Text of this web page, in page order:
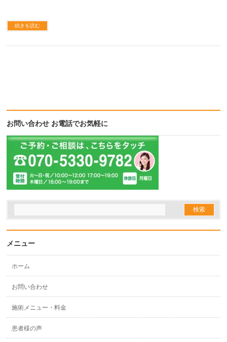
続きを読む
お問い合わせ お電話でお気軽に
メニュー
ホーム
お問い合わせ
施術メニュー・料金
患者様の声